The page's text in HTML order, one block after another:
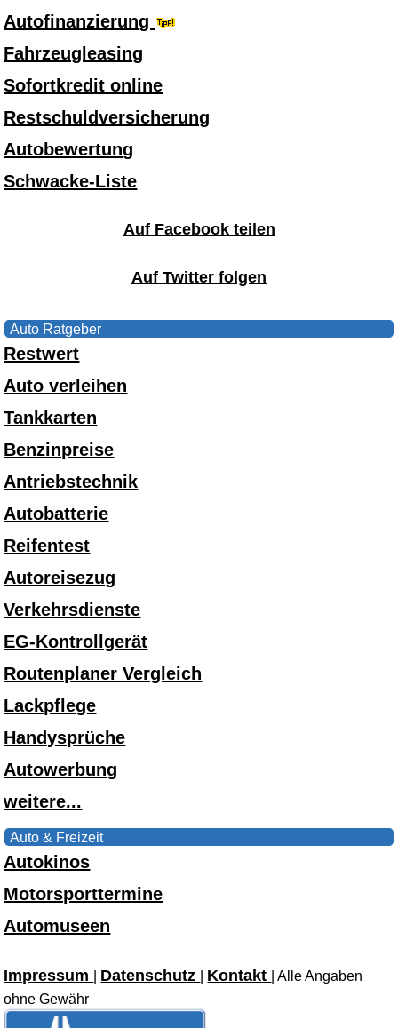
Autofinanzierung
Fahrzeugleasing
Sofortkredit online
Restschuldversicherung
Autobewertung
Schwacke-Liste
Auf Facebook teilen
Auf Twitter folgen
Auto Ratgeber
Restwert
Auto verleihen
Tankkarten
Benzinpreise
Antriebstechnik
Autobatterie
Reifentest
Autoreisezug
Verkehrsdienste
EG-Kontrollgerät
Routenplaner Vergleich
Lackpflege
Handysprüche
Autowerbung
weitere...
Auto & Freizeit
Autokinos
Motorsporttermine
Automuseen
Impressum Datenschutz Kontakt
| Alle Angaben
ohne Gewähr